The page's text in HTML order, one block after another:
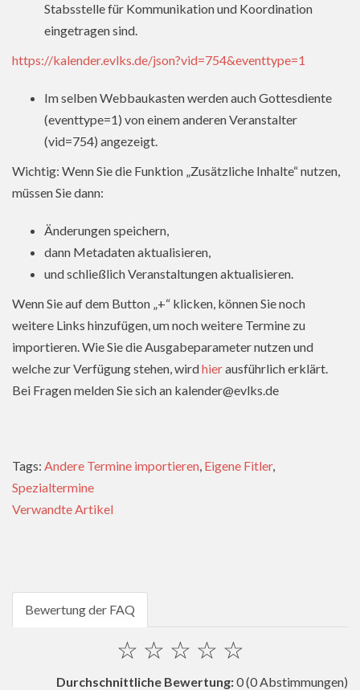
Stabsstelle für Kommunikation und Koordination
eingetragen sind.
https://kalender.evlks.de/json?vid=754&eventtype=1
Im selben Webbaukasten werden auch Gottesdiente
(eventtype=1) von einem anderen Veranstalter
(vid=754) angezeigt.
Wichtig: Wenn Sie die Funktion „Zusätzliche Inhalte“ nutzen,
müssen Sie dann:
Änderungen speichern,
dann Metadaten aktualisieren,
und schließlich Veranstaltungen aktualisieren.
Wenn Sie auf dem Button „+“ klicken, können Sie noch
weitere Links hinzufügen, um noch weitere Termine zu
importieren. Wie Sie die Ausgabeparameter nutzen und
welche zur Verfügung stehen, wirdhierausführlich erklärt.
Bei Fragen melden Sie sich an kalender@evlks.de
Tags: Andere Termine importieren, Eigene Fitler,
Spezialtermine
Verwandte Artikel
Bewertung der FAQ
☆
☆
☆
☆
☆
Durchschnittliche Bewertung:0(0 Abstimmungen)